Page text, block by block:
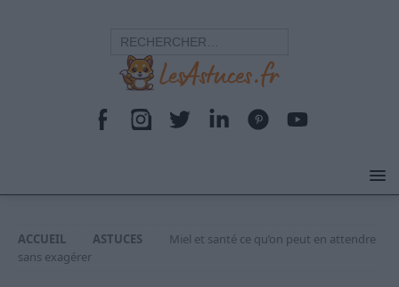
ACCUEIL ASTUCES
Miel et santé ce qu’on peut en attendre
sans exagérer